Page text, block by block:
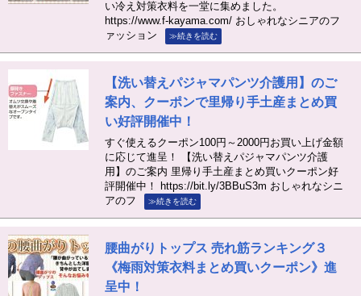
い冷え対策衣料を一堂に集めました。
https://www.f-kayama.com/ おしゃれなシニアのフ
ァッション
≫続きを読む
【洗い替えパジャマパンツ介護用】のご
案内、クーポンで里帰り手土産まとめ買
い好評開催中！
すぐ使えるクーポン100円～2000円お買い上げ金額
に応じて進呈！ 【洗い替えパジャマパンツ介護
用】のご案内 里帰り手土産まとめ買いクーポン好
評開催中！ https://bit.ly/3BBuS3m おしゃれなシニ
アのフ
≫続きを読む
腰曲がりトップス 売れ筋ランキング３
《梅雨対策衣料まとめ買いクーポン》進
呈中！